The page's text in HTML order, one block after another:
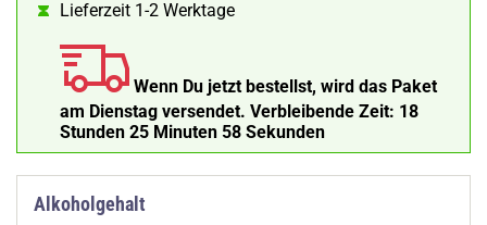
Lieferzeit 1-2 Werktage
Wenn Du jetzt bestellst, wird das Paket
am Dienstag versendet. Verbleibende Zeit: 18
Stunden 25 Minuten 58 Sekunden
Alkoholgehalt